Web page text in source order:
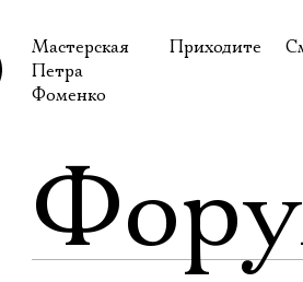
Мастерская
Петра
Фоменко
Приходите
Доступ для
Правила